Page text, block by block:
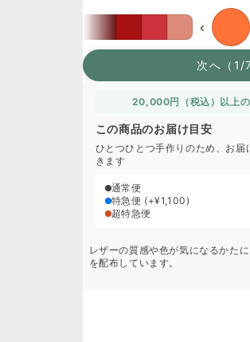
‹
次へ（1/7
20,000円（税込）以上
この商品のお届け目安
ひとつひとつ手作りのため、お
きます
通常便
特急便 (+¥1,100)
超特急便
レザーの質感や色が気になるかた
を配布しています。